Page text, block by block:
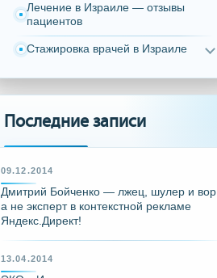
Лечение в Израиле — отзывы
пациентов
Стажировка врачей в Израиле
Последние записи
09.12.2014
Дмитрий Бойченко — лжец, шулер и вор,
а не эксперт в контекстной рекламе
Яндекс.Директ!
13.04.2014